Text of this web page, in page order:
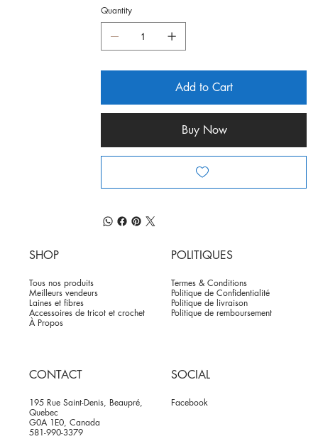
Quantity
Add to Cart
Buy Now
SHOP
Tous nos produits
Meilleurs vendeurs
Laines et fibres
Accessoires de tricot et crochet
À Propos
POLITIQUES
Termes & Conditions
Politique de Confidentialité
Politique de livraison
Politique de remboursement
CONTACT
195 Rue Saint-Denis, Beaupré,
Quebec
G0A 1E0, Canada
581-990-3379
SOCIAL
Facebook